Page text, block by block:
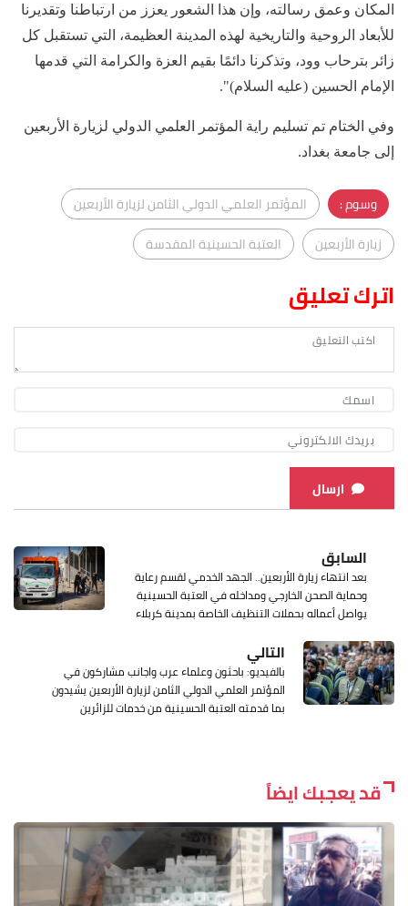
المكان وعمق رسالته، وإن هذا الشعور يعزز من ارتباطنا وتقديرنا
للأبعاد الروحية والتاريخية لهذه المدينة العظيمة، التي تستقبل كل
زائر بترحاب وود، وتذكرنا دائمًا بقيم العزة والكرامة التي قدمها
الإمام الحسين (عليه السلام)".
وفي الختام تم تسليم راية المؤتمر العلمي الدولي لزيارة الأربعين
إلى جامعة بغداد.
وسوم :
المؤتمر العلمي الدولي الثامن لزيارة الأربعين
زيارة الأربعين
العتبة الحسينية المقدسة
اترك تعليق
ارسال
السابق
بعد انتهاء زيارة الأربعين.. الجهد الخدمي لقسم رعاية
وحماية الصحن الخارجي ومداخله في العتبة الحسينية
يواصل أعماله بحملات التنظيف الخاصة بمدينة كربلاء
التالي
بالفيديو: باحثون وعلماء عرب واجانب مشاركون في
المؤتمر العلمي الدولي الثامن لزيارة الأربعين يشيدون
بما قدمته العتبة الحسينية من خدمات للزائرين
قد يعجبك ايضاً